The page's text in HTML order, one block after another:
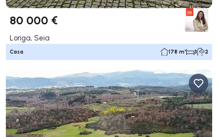
80 000 €
Loriga, Seia
Casa 178 m² 3 2